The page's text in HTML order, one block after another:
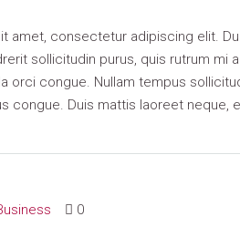
amet, consectetur adipiscing elit.
sollicitudin purus, quis rutrum mi
orci congue. Nullam tempus
congue. Duis mattis laoreet neque,
0